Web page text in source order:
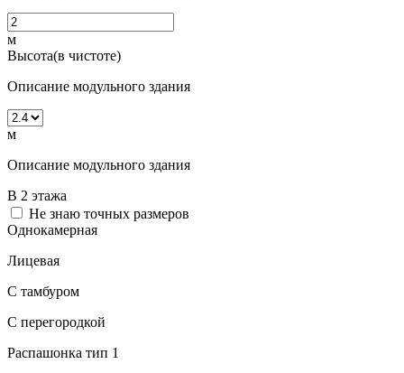
м
Высота(в чистоте)
Описание модульного здания
м
Описание модульного здания
В 2 этажа
Не знаю точных размеров
Однокамерная
Лицевая
С тамбуром
С перегородкой
Распашонка тип 1